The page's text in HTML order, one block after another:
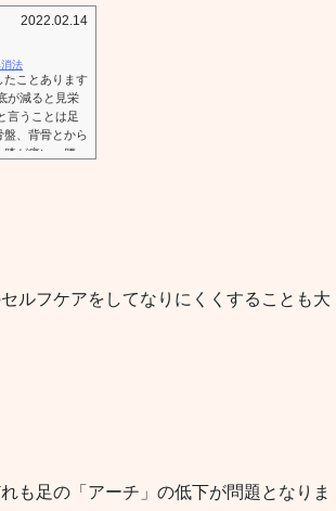
2022.02.14
法
たことあります
が減ると見栄
言うことは足
、背骨とから
膝が痛い・腰
|| ).push
ルフケアをしてなりにくくすることも大
も足の「アーチ」の低下が問題となりま